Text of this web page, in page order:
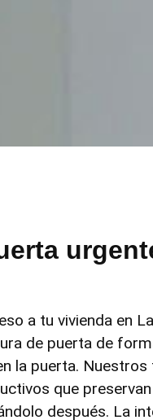
a tu vivienda en
de puerta de
la puerta.
que
después. La